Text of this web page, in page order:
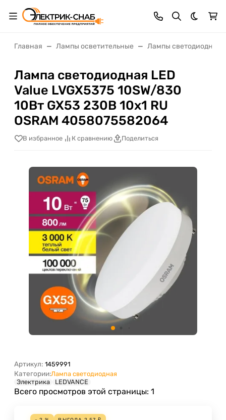
Темная
Главная Лампы осветительные Лампы светодиодные
Лампа светодиодная LED
Value LVGX5375 10SW/830
10Вт GX53 230В 10х1 RU
OSRAM 4058075582064
В избранное К сравнению Поделиться
Артикул: 1459991
Категории:Лампа светодиодная
Электрика
LEDVANCE
Всего просмотров этой страницы: 1